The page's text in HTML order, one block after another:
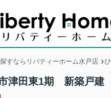
すならリバティーホーム水戸店
津田東1期 新築戸